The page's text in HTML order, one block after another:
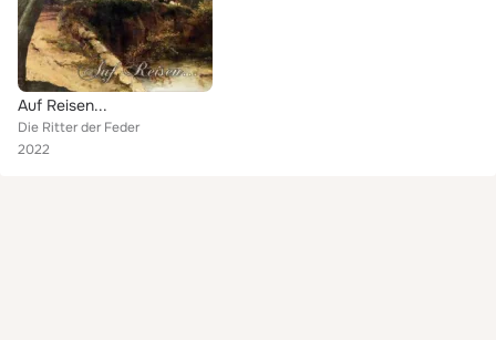
Auf Reisen...
Die Ritter der Feder
2022